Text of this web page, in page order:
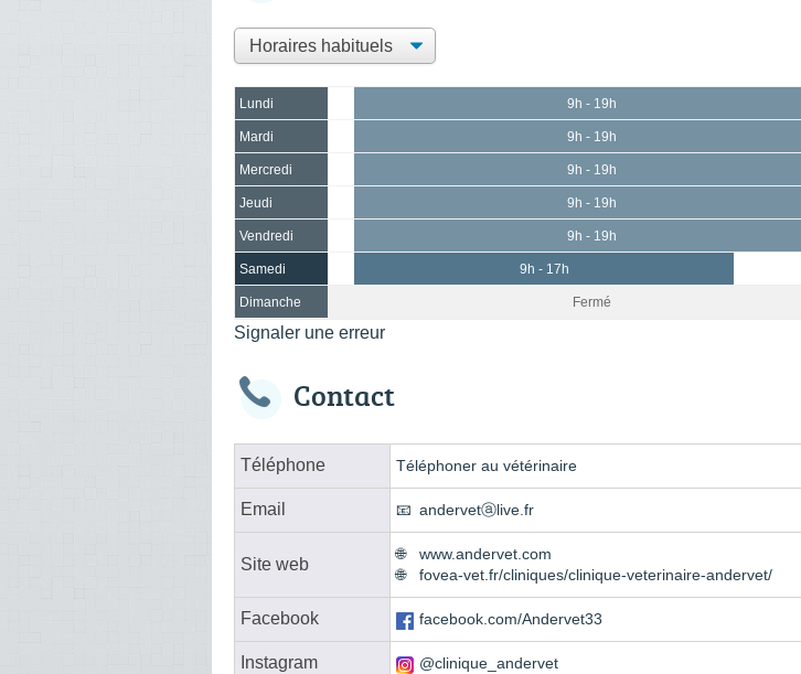
Lundi 9h - 19h
Mardi 9h - 19h
Mercredi 9h - 19h
Jeudi 9h - 19h
Vendredi 9h - 19h
Samedi 9h - 17h
Dimanche Fermé
Signaler une erreur
Contact
Téléphone Téléphoner au vétérinaire
Email andervetⓐlive.fr
Site web
www.andervet.com
fovea-vet.fr/cliniques/clinique-veterinaire-andervet/
Facebook facebook.com/Andervet33
Instagram @clinique_andervet